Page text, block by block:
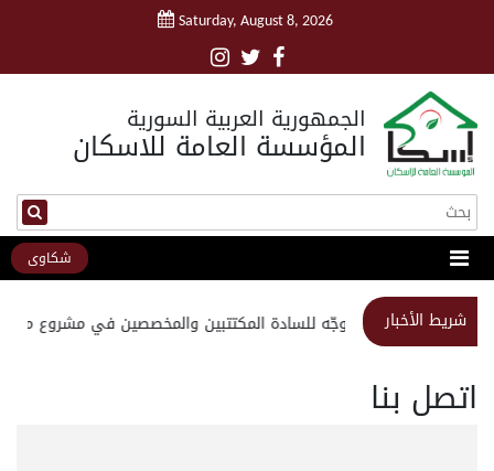
Saturday, August 8, 2026
الجمهورية العربية السورية
المؤسسة العامة للاسكان
شكاوى
شريط الأخباراستبيان موجّه للسادة المكتتبين والمخصصين في مشروع
اتصل بنا